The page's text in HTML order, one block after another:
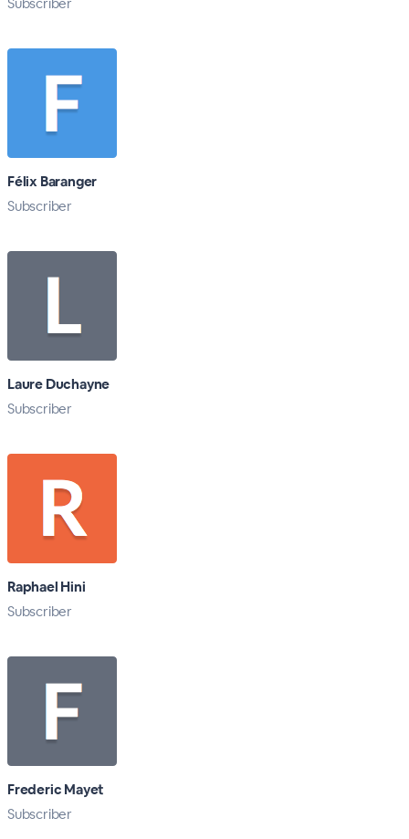
Félix Baranger
Subscriber
Laure Duchayne
Subscriber
Raphael Hini
Subscriber
Frederic Mayet
Subscriber